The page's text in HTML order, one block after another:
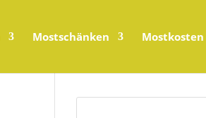
Mostschänken Mostkosten